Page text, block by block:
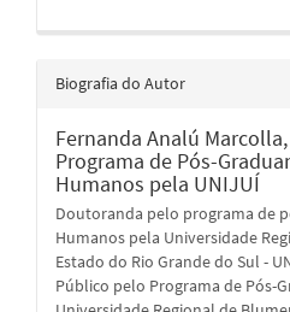
Biografia do Autor
Fernanda Analú Marcolla,
Programa de Pós-
Humanos pela UNIJUÍ
Doutoranda pelo programa de
Humanos pela Universidade
Estado do Rio Grande do Sul -
Público pelo Programa de Pós-